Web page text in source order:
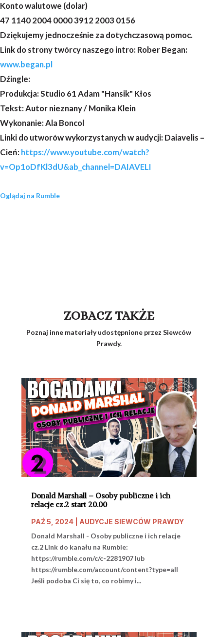
Konto walutowe (dolar)
47 1140 2004 0000 3912 2003 0156
Dziękujemy jednocześnie za dotychczasową pomoc.
Link do strony twórcy naszego intro: Rober Began:
www.began.pl
Dźingle:
Produkcja: Studio 61 Adam "Hansik" Kłos
Tekst: Autor nieznany / Monika Klein
Wykonanie: Ala Boncol
Linki do utworów wykorzystanych w audycji: Daiavelis –
Cień: https://www.youtube.com/watch?
v=Op1oDfKl3dU&ab_channel=DAIAVELI
Oglądaj na Rumble
ZOBACZ TAKŻE
Poznaj inne materiały udostępnione przez Siewców
Prawdy.
Donald Marshall – Osoby publiczne i ich
relacje cz.2 start 20.00
PAŹ 5, 2024| AUDYCJE SIEWCÓW PRAWDY
Donald Marshall - Osoby publiczne i ich relacje
cz.2 Link do kanału na Rumble:
https://rumble.com/c/c-2281907 lub
https://rumble.com/account/content?type=all
Jeśli podoba Ci się to, co robimy i...